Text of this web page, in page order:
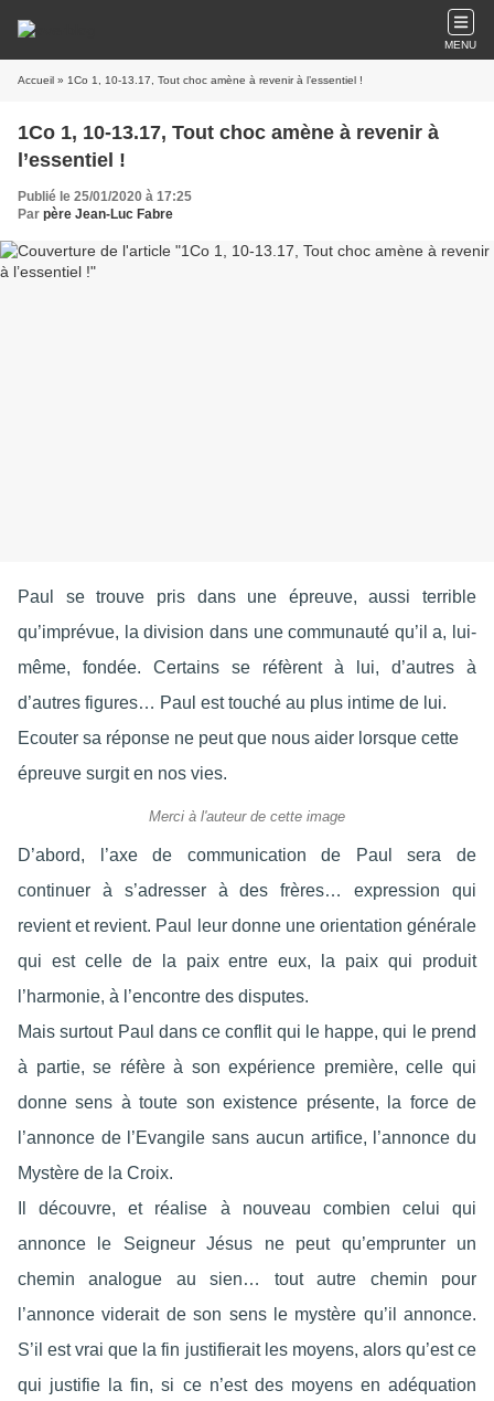
MENU
Accueil » 1Co 1, 10-13.17, Tout choc amène à revenir à l’essentiel !
1Co 1, 10-13.17, Tout choc amène à revenir à
l’essentiel !
Publié le 25/01/2020 à 17:25
Par père Jean-Luc Fabre
Paul se trouve pris dans une épreuve, aussi terrible
qu’imprévue, la division dans une communauté qu’il a, lui-
même, fondée. Certains se réfèrent à lui, d’autres à
d’autres figures… Paul est touché au plus intime de lui.
Ecouter sa réponse ne peut que nous aider lorsque cette
épreuve surgit en nos vies.
Merci à l'auteur de cette image
D’abord, l’axe de communication de Paul sera de
continuer à s’adresser à des frères… expression qui
revient et revient. Paul leur donne une orientation générale
qui est celle de la paix entre eux, la paix qui produit
l’harmonie, à l’encontre des disputes.
Mais surtout Paul dans ce conflit qui le happe, qui le prend
à partie, se réfère à son expérience première, celle qui
donne sens à toute son existence présente, la force de
l’annonce de l’Evangile sans aucun artifice, l’annonce du
Mystère de la Croix.
Il découvre, et réalise à nouveau combien celui qui
annonce le Seigneur Jésus ne peut qu’emprunter un
chemin analogue au sien… tout autre chemin pour
l’annonce viderait de son sens le mystère qu’il annonce.
S’il est vrai que la fin justifierait les moyens, alors qu’est ce
qui justifie la fin, si ce n’est des moyens en adéquation